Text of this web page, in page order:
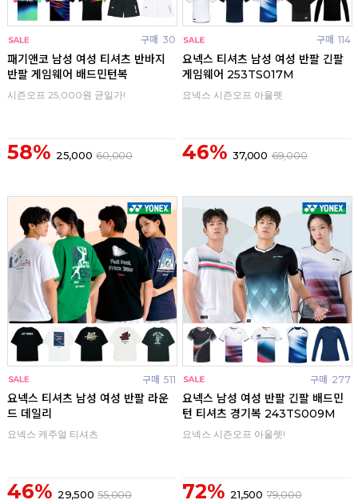
구매 30
패기앤코 남성 여성 티셔츠 반바지
반팔 게임웨어 배드민턴복
시즌오프 25,000원 균일가!
58% 25,000 60,000
구매 114
요넥스 티셔츠 남성 여성 반팔 긴팔
게임웨어 253TS017M
요넥스 시즌오프 아울렛
46% 37,000 69,000
구매 511
요넥스 티셔츠 남성 여성 반팔 라운
드 데일리
요넥스 캐주얼 티셔츠
46% 29,500 55,000
구매 277
요넥스 남성 여성 반팔 긴팔 배드민
턴 티셔츠 경기복 243TS009M
요넥스 시즌오프 아울렛!
72% 21,500 79,000